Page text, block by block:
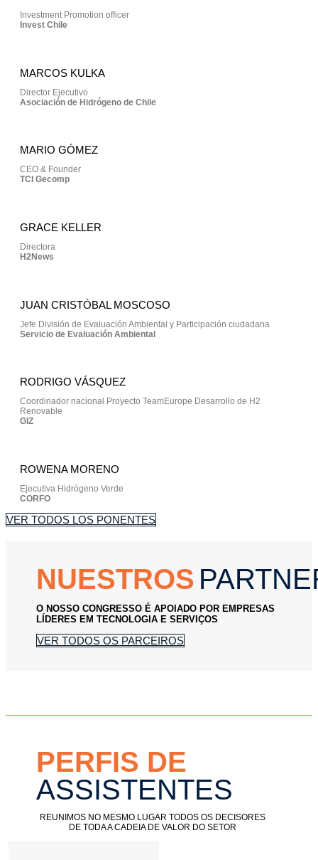
Investment Promotion officer
Invest Chile
MARCOS KULKA
Director Ejecutivo
Asociación de Hidrógeno de Chile
MARIO GÓMEZ
CEO & Founder
TCI Gecomp
GRACE KELLER
Directora
H2News
JUAN CRISTÓBAL MOSCOSO
Jefe División de Evaluación Ambiental y Participación ciudadana
Servicio de Evaluación Ambiental
RODRIGO VÁSQUEZ
Coordinador nacional Proyecto TeamEurope Desarrollo de H2
Renovable
GIZ
ROWENA MORENO
Ejecutiva Hidrógeno Verde
CORFO
VER TODOS LOS PONENTES
NUESTROS
O NOSSO CONGRESSO É APOIADO POR EMPRESAS
LÍDERES EM TECNOLOGIA E SERVIÇOS
VER TODOS OS PARCEIROS
PERFIS DE
ASSISTENTES
REUNIMOS NO MESMO LUGAR TODOS OS DECISORES
DE TODA A CADEIA DE VALOR DO SETOR